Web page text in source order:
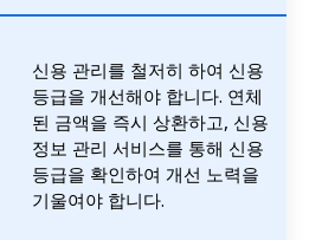
신용 관리를 철저히 하여 신용
등급을 개선해야 합니다. 연체
된 금액을 즉시 상환하고, 신용
정보 관리 서비스를 통해 신용
등급을 확인하여 개선 노력을
기울여야 합니다.